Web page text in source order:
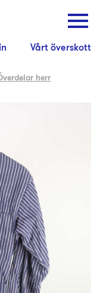
Vårt överskott
herr